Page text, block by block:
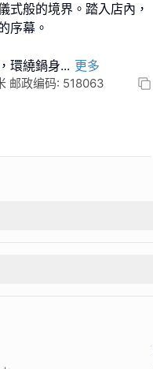
式般的境界。踏入店內，
序幕。
環繞鍋身... 更多
邮政编码: 518063